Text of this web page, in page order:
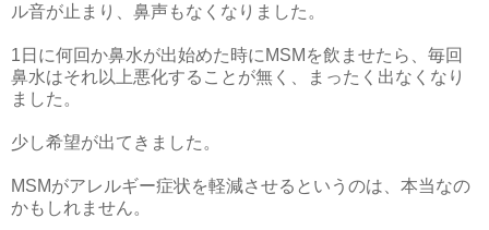
ル音が止まり、鼻声もなくなりました。
1日に何回か鼻水が出始めた時にMSMを飲ませたら、毎回
鼻水はそれ以上悪化することが無く、まったく出なくなり
ました。
少し希望が出てきました。
MSMがアレルギー症状を軽減させるというのは、本当なの
かもしれません。